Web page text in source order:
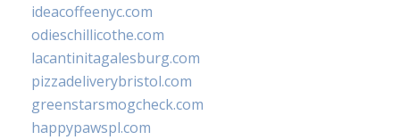
ideacoffeenyc.com
odieschillicothe.com
lacantinitagalesburg.com
pizzadeliverybristol.com
greenstarsmogcheck.com
happypawspl.com